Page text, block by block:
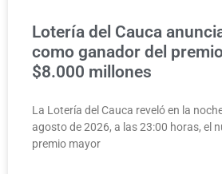
Lotería del Cauca
como ganador del
$8.000 millones
La Lotería del Cauca reveló en la
agosto de 2026, a las 23:00 horas, el
premio mayor